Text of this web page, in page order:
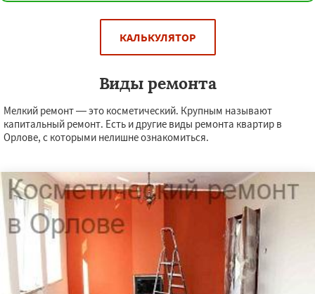
КАЛЬКУЛЯТОР
Виды ремонта
Мелкий ремонт — это косметический. Крупным называют
капитальный ремонт. Есть и другие виды ремонта квартир в
Орлове, с которыми нелишне ознакомиться.